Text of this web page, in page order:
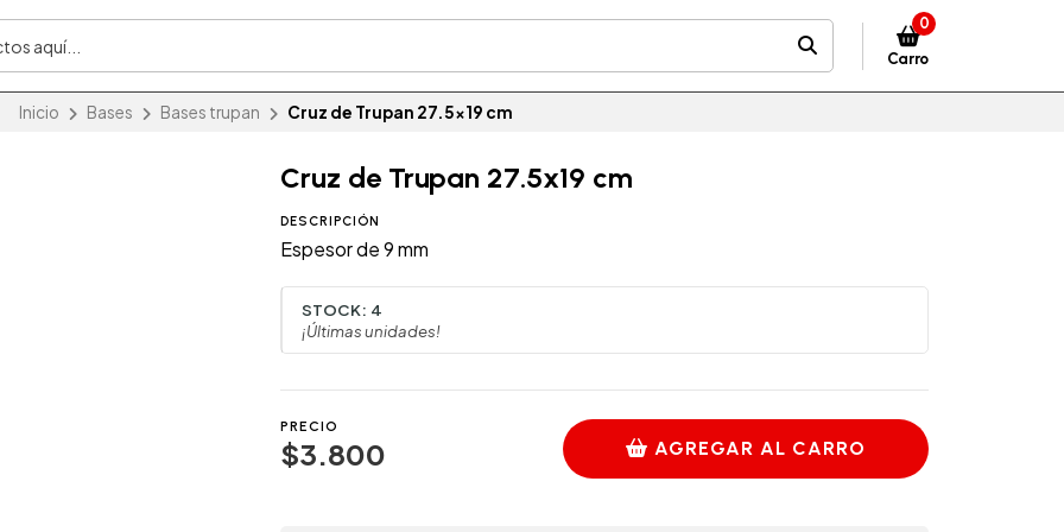
0
Carro
Inicio Bases Bases trupan Cruz de Trupan 27.5x19 cm
Cruz de Trupan 27.5x19 cm
DESCRIPCIÓN
Espesor de 9 mm
STOCK: 4
¡Últimas unidades!
PRECIO
$3.800 AGREGAR AL CARRO